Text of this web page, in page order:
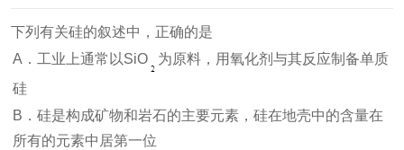
下列有关硅的叙述中，正确的是
A．工业上通常以SiO
为原料，用氧化剂与其反应制备单质
硅
B．硅是构成矿物和岩石的主要元素，硅在地壳中的含量在
所有的元素中居第一位